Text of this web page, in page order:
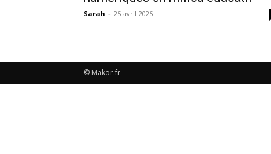
Sarah - 25 avril 2025
© Makor.fr